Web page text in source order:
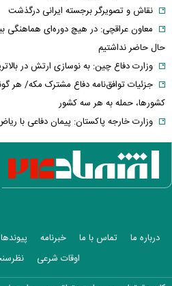
نقاش و تصویرگر برجسته ایرانی درگذشت
معاون عراقچی: در هیچ دوره‌ای هماهنگی
حال حاضر نداشتیم
وزارت دفاع چین: به نوسازی ارتش در
جزئیات توافق‌نامه دفاع مشترک مکه/ هر
کشورها، حمله به هر سه کشور
وزارت خارجه پاکستان: پیمان دفاعی با
منطقه امضا شد
اذعان ترامپ به تاثیر جنگ با ایران بر
لغو افزایش تعرفه و تصاعد پلکانی بهای
سی‌ان‌ان: توافق ایران و عمان به معنای
شروط بیشتری را برآورده کند
درباره ما تماس با ما خبرنامه پیوندها
اوقات شرعی